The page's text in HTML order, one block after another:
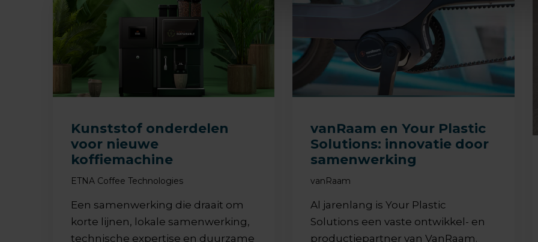
Kunststof onderdelen
voor nieuwe
koffiemachine
ETNA Coffee Technologies
Een samenwerking die draait om
korte lijnen, lokale samenwerking,
technische expertise en duurzame
vanRaam en Your Plastic
Solutions: innovatie door
samenwerking
vanRaam
Al jarenlang is Your Plastic
Solutions een vaste ontwikkel- en
productiepartner van VanRaam.